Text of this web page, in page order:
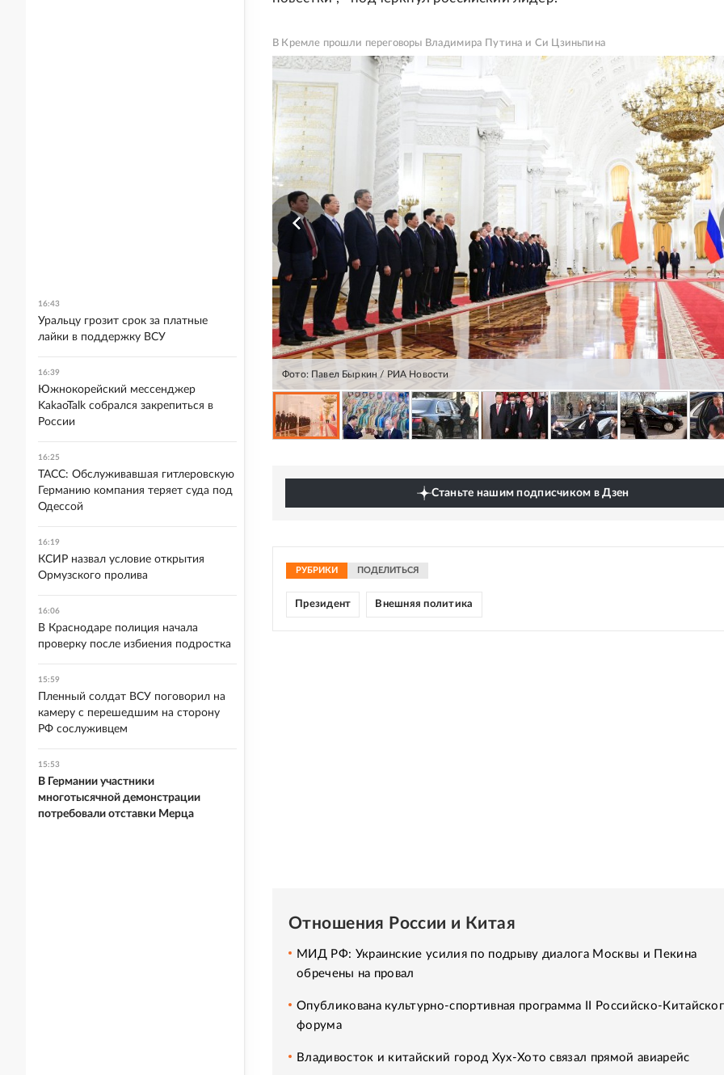
В Кремле прошли переговоры Владимира Путина и Си Цзиньпина
Фото: Павел Быркин / РИА Новости
Станьте нашим подписчиком в Дзен
РУБРИКИ ПОДЕЛИТЬСЯ
Президент Внешняя политика
Отношения России и Китая
МИД РФ: Украинские усилия по подрыву диалога Москвы и Пекина
обречены на провал
Опубликована культурно-спортивная программа II Российско-
форума
Владивосток и китайский город Хух-Хото связал прямой авиарейс
16:43
Уральцу грозит срок за платные
лайки в поддержку ВСУ
16:39
Южнокорейский мессенджер
KakaoTalk собрался закрепиться в
России
16:25
ТАСС: Обслуживавшая гитлеровскую
Германию компания теряет суда под
Одессой
16:19
КСИР назвал условие открытия
Ормузского пролива
16:06
В Краснодаре полиция начала
проверку после избиения подростка
15:59
Пленный солдат ВСУ поговорил на
камеру с перешедшим на сторону
РФ сослуживцем
15:53
В Германии участники
многотысячной демонстрации
потребовали отставки Мерца